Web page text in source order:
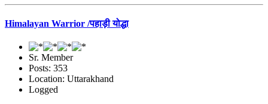
Himalayan Warrior /पहाड़ी योद्धा
Sr. Member
Posts: 353
Location: Uttarakhand
Logged